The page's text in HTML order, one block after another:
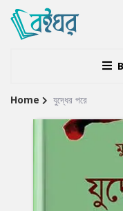
Site
Breadcrumb
Home যুদ্ধের পরে